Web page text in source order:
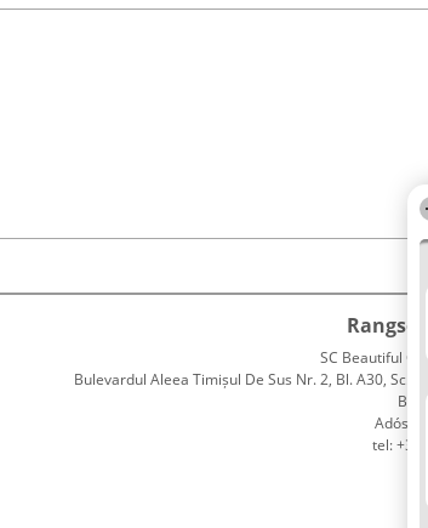
SC Beautiful
Bulevardul Aleea Timișul De Sus Nr. 2, Bl. A30, Sc. A,
tel: